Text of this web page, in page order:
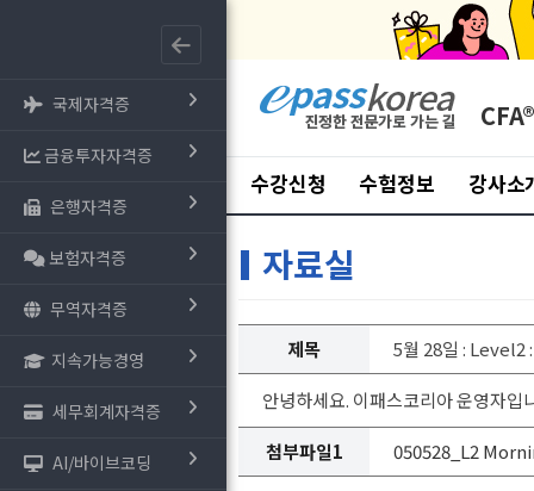
국제자격증
금융투자자격증
은행자격증
보험자격증
무역자격증
지속가능경영
세무회계자격증
AI/바이브코딩
CFA®
수강신청 수험정보 강사소
자료실
제목 5월 28일 : Level2
안녕하세요. 이패스코리아 운영자
첨부파일1 050528_L2